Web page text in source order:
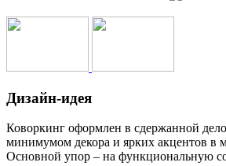
Дизайн-идея
Коворкинг оформлен в сдержанной
минимумом декора и ярких акцентов в
Основной упор – на функциональную